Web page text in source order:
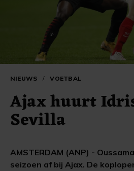
NIEUWS / VOETBAL
Ajax huurt
Sevilla
AMSTERDAM (ANP) -
seizoen af bij Ajax. De